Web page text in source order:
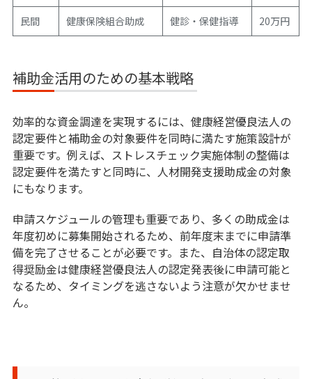
民間 健康保険組合助成 健診・保健指導 20万円
補助金活用のための基本戦略
効率的な資金調達を実現するには、健康経営優良法人の
認定要件と補助金の対象要件を同時に満たす施策設計が
重要です。例えば、ストレスチェック実施体制の整備は
認定要件を満たすと同時に、人材開発支援助成金の対象
にもなります。
申請スケジュールの管理も重要であり、多くの助成金は
年度初めに募集開始されるため、前年度末までに申請準
備を完了させることが必要です。また、自治体の認定取
得奨励金は健康経営優良法人の認定発表後に申請可能と
なるため、タイミングを逃さないよう注意が欠かせませ
ん。